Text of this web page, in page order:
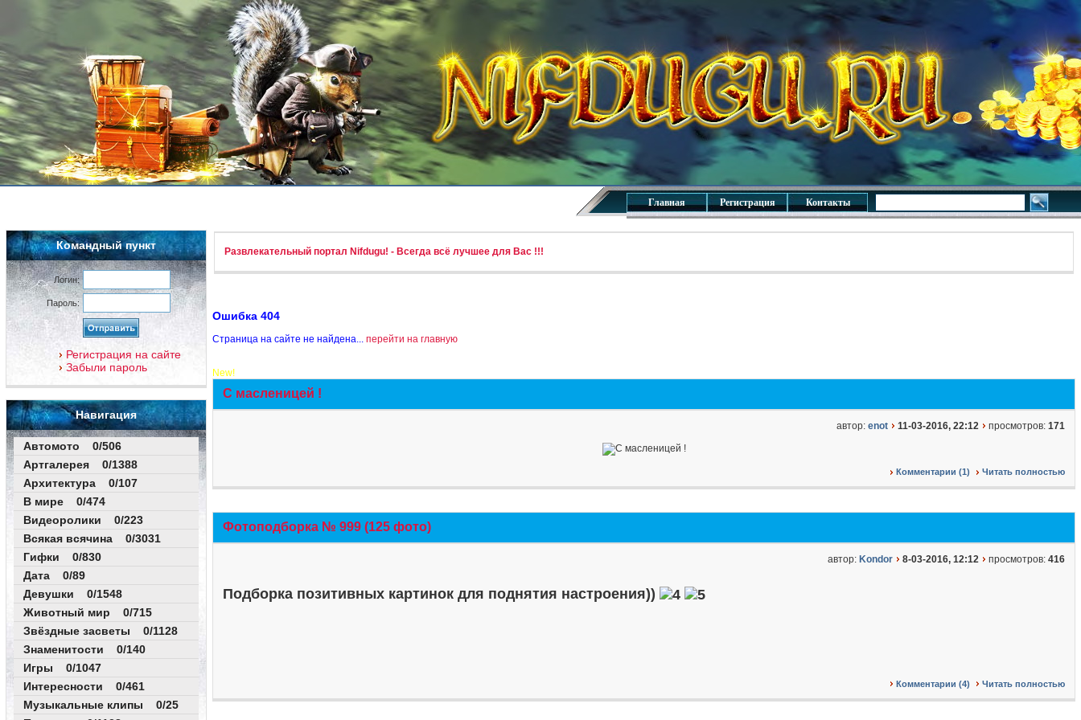
Главная Регистрация Контакты
Командный пункт
Логин:
Пароль:
Регистрация на сайте
Забыли пароль
Навигация
Автомото 0/506
Артгалерея 0/1388
Архитектура 0/107
В мире 0/474
Видеоролики 0/223
Всякая всячина 0/3031
Гифки 0/830
Дата 0/89
Девушки 0/1548
Животный мир 0/715
Звёздные засветы 0/1128
Знаменитости 0/140
Игры 0/1047
Интересности 0/461
Музыкальные клипы 0/25
Развлекательный портал Nifdugu! - Всегда всё лучшее для Вас !!!
Ошибка 404
Страница на сайте не найдена... перейти на главную
New!
С масленицей !
автор: enot 11-03-2016, 22:12 просмотров: 171
Комментарии (1) Читать полностью
Фотоподборка № 999 (125 фото)
автор: Kondor 8-03-2016, 12:12 просмотров: 416
Подборка позитивных картинок для поднятия настроения))
Комментарии (4) Читать полностью